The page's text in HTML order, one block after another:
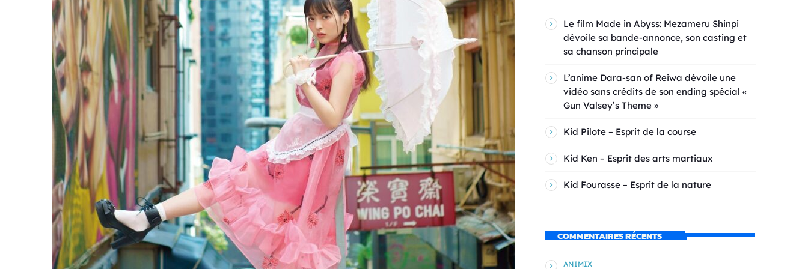
Le film Made in Abyss: Mezameru Shinpi
dévoile sa bande-annonce, son casting et
sa chanson principale
L’anime Dara-san of Reiwa dévoile une
vidéo sans crédits de son ending spécial «
Gun Valsey’s Theme »
Kid Pilote – Esprit de la course
Kid Ken – Esprit des arts martiaux
Kid Fourasse – Esprit de la nature
COMMENTAIRES RÉCENTS
ANIMIX